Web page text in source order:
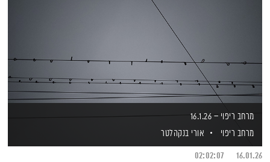
מרחב ריפוי – 16.1.26
מרחב ריפוי
אורי בנקהלטר
16.01.26
02:02:07